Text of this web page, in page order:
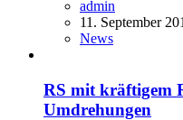
admin
11. September
News
RS mit kräftigem
Umdrehungen